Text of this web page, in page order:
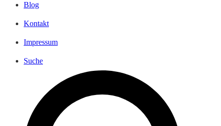
Blog
Kontakt
Impressum
Suche